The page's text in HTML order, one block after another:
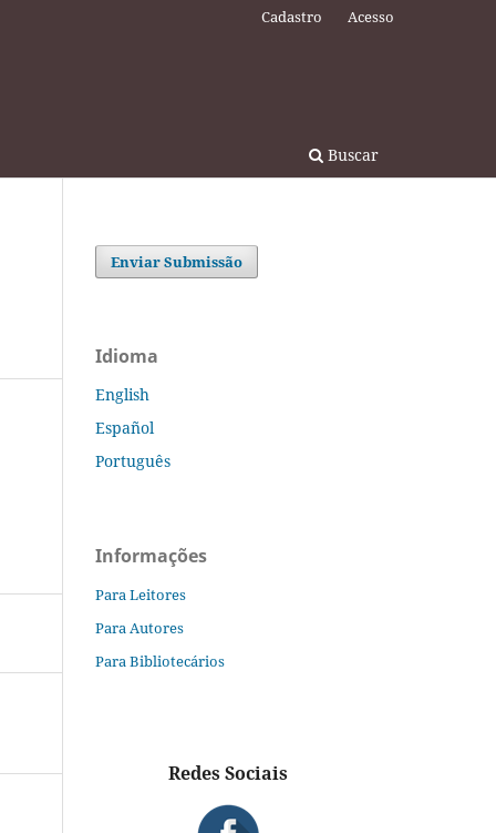
Buscar
Cadastro Acesso
Enviar Submissão
Idioma
English
Español
Português
Informações
Para Leitores
Para Autores
Para Bibliotecários
Redes Sociais